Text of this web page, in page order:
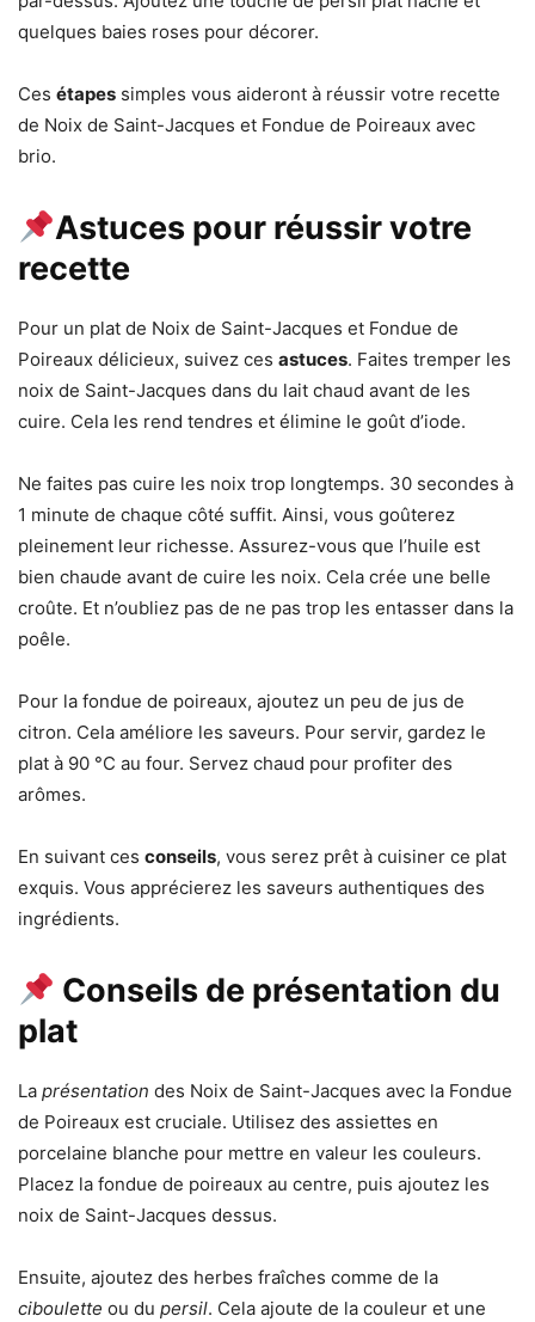
quelques baies roses pour décorer.
Ces étapes simples vous aideront à réussir votre recette
de Noix de Saint-Jacques et Fondue de Poireaux avec
brio.
Astuces pour réussir votre
recette
Pour un plat de Noix de Saint-Jacques et Fondue de
Poireaux délicieux, suivez ces astuces. Faites tremper les
noix de Saint-Jacques dans du lait chaud avant de les
cuire. Cela les rend tendres et élimine le goût d’iode.
Ne faites pas cuire les noix trop longtemps. 30 secondes à
1 minute de chaque côté suffit. Ainsi, vous goûterez
pleinement leur richesse. Assurez-vous que l’huile est
bien chaude avant de cuire les noix. Cela crée une belle
croûte. Et n’oubliez pas de ne pas trop les entasser dans la
poêle.
Pour la fondue de poireaux, ajoutez un peu de jus de
citron. Cela améliore les saveurs. Pour servir, gardez le
plat à 90 °C au four. Servez chaud pour profiter des
arômes.
En suivant ces conseils, vous serez prêt à cuisiner ce plat
exquis. Vous apprécierez les saveurs authentiques des
ingrédients.
Conseils de présentation du
plat
La présentation des Noix de Saint-Jacques avec la Fondue
de Poireaux est cruciale. Utilisez des assiettes en
porcelaine blanche pour mettre en valeur les couleurs.
Placez la fondue de poireaux au centre, puis ajoutez les
noix de Saint-Jacques dessus.
Ensuite, ajoutez des herbes fraîches comme de la
ciboulette ou du persil. Cela ajoute de la couleur et une